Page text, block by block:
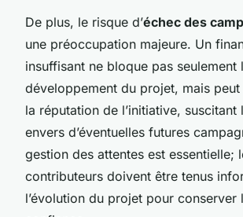
De plus, le risque d’échec des
une préoccupation majeure. Un
insuffisant ne bloque pas seulement
développement du projet, mais peut
la réputation de l’initiative, suscitant
envers d’éventuelles futures
gestion des attentes est essentielle;
contributeurs doivent être tenus
l’évolution du projet pour conserver